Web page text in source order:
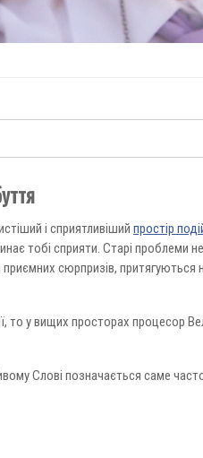
і сприятливіший простір
тобі сприяти. Старі проблеми
сюрпризів,
то у вищих просторах процесор
Слові позначається саме